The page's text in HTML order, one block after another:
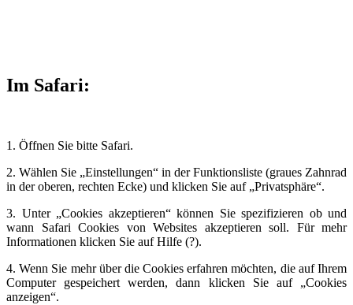
Im Safari:
1. Öffnen Sie bitte Safari.
2. Wählen Sie „Einstellungen“ in der Funktionsliste (graues Zahnrad
in der oberen, rechten Ecke) und klicken Sie auf „Privatsphäre“.
3. Unter „Cookies akzeptieren“ können Sie spezifizieren ob und
wann Safari Cookies von Websites akzeptieren soll. Für mehr
Informationen klicken Sie auf Hilfe (?).
4. Wenn Sie mehr über die Cookies erfahren möchten, die auf Ihrem
Computer gespeichert werden, dann klicken Sie auf „Cookies
anzeigen“.